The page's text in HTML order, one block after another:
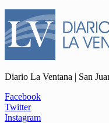
Diario La Ventana | San
Facebook
Twitter
Instagram